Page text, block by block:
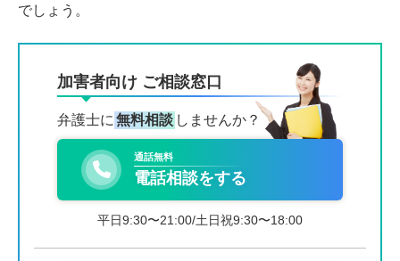
でしょう。
加害者向け ご相談窓口
弁護士に 無料相談 しませんか？
通話無料
電話相談をする
平日9:30〜21:00/土日祝9:30〜18:00